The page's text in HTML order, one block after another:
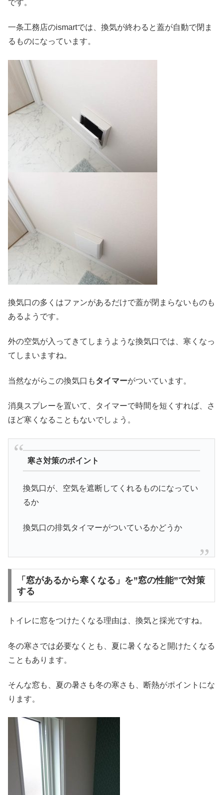
です。
一条工務店のismartでは、換気が終わると蓋が自動で閉ま
るものになっています。
換気口の多くはファンがあるだけで蓋が閉まらないものも
あるようです。
外の空気が入ってきてしまうような換気口では、寒くなっ
てしまいますね。
当然ながらこの換気口もタイマーがついています。
消臭スプレーを置いて、タイマーで時間を短くすれば、さ
ほど寒くなることもないでしょう。
寒さ対策のポイント
換気口が、空気を遮断してくれるものになってい
るか
換気口の排気タイマーがついているかどうか
「窓があるから寒くなる」を”窓の性能”で対策
する
トイレに窓をつけたくなる理由は、換気と採光ですね。
冬の寒さでは必要なくとも、夏に暑くなると開けたくなる
こともあります。
そんな窓も、夏の暑さも冬の寒さも、断熱がポイントにな
ります。